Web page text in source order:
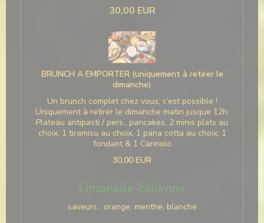
30,00 EUR
BRUNCH A EMPORTER (uniquement à retirer le
dimanche)
Un brunch complet chez vous, c’est possible !
Uniquement à retirer le dimanche matin jusque 12h.
Plateau antipasti / pers., pancakes, 2 minis plats au
choix, 1 tiramisu au choix, 1 pana cotta au choix, 1
fondant & 1 Cannolo
30,00 EUR
Limonade italienne
saveurs : orange, menthe, blanche